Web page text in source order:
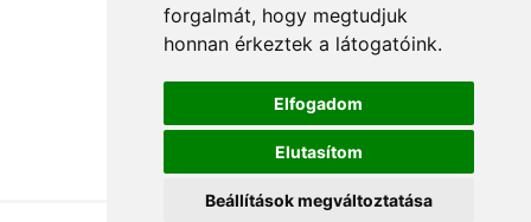
forgalmát, hogy megtudjuk
honnan érkeztek a látogatóink.
Elfogadom
Elutasítom
Beállítások megváltoztatása
Á.SZ.F.
Impresszum
Adatkezelési tájékoztató